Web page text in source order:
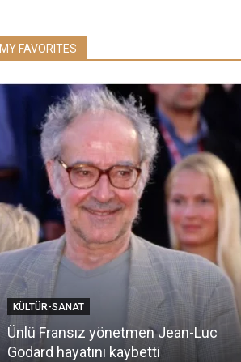
MY FAVORITES
KÜLTÜR-SANAT
Ünlü Fransız yönetmen Jean-Luc
Godard hayatını kaybetti